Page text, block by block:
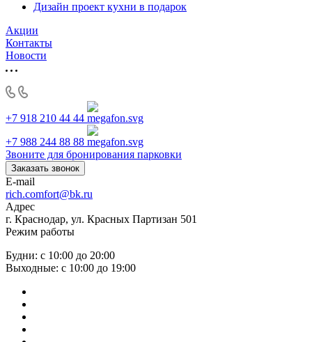
Дизайн проект кухни в подарок
Акции
Контакты
Новости
+7 918 210 44 44
+7 988 244 88 88
Звоните для бронирования парковки
Заказать звонок
E-mail
rich.comfort@bk.ru
Адрес
г. Краснодар, ул. Красных Партизан 501
Режим работы
Будни: с 10:00 до 20:00
Выходные: с 10:00 до 19:00